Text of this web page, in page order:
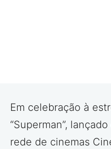
Em celebração à
“Superman”,
rede de cinemas